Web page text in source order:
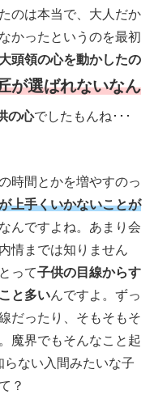
のは本当で、大人だか
かったというのを最初
頭領の心を動かしたの
が選ばれないなん
の心でしたもんね･･･
時間とかを増やすのっ
上手くいかないことが
んですよね。あまり会
情までは知りません
って子供の目線からす
と多いんですよ。ずっ
だったり、そもそもそ
魔界でもそんなこと起
らない入間みたいな子
？